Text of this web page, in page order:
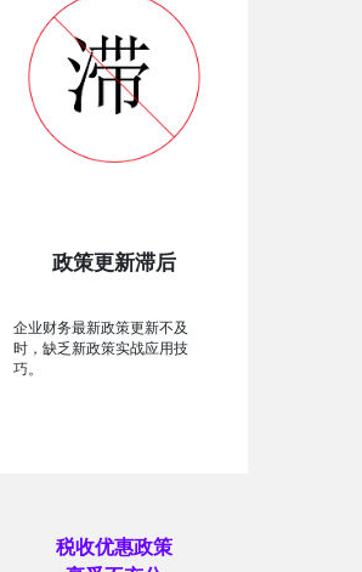
政策更新滞后
企业财务最新政策更新不及
时，缺乏新政策实战应用技
巧。
税收优惠政策